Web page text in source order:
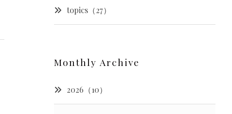
topics（27）
Monthly Archive
2026（10）